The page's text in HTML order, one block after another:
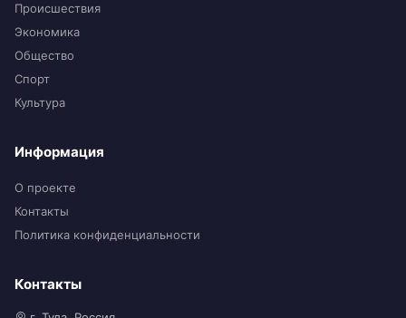
Происшествия
Экономика
Общество
Спорт
Культура
Информация
О проекте
Контакты
Политика конфиденциальности
Контакты